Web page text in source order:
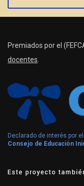
Premiados por el
docentes
Declarado de interés por el
Consejo de Educación